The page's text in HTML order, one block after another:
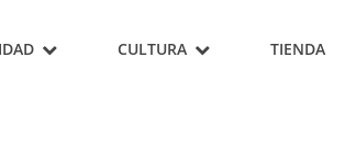
CULTURA TIENDA